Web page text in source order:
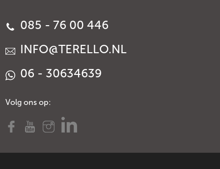
085 - 76 00 446
INFO@TERELLO.NL
06 - 30634639
Volg ons op: